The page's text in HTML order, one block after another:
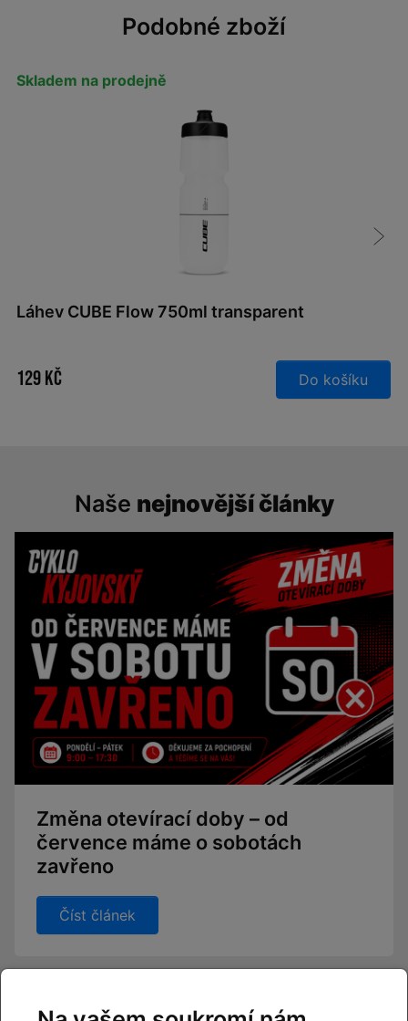
Podobné zboží
Skladem na prodejně
Láhev CUBE Flow 750ml transparent
129 Kč Do košíku
Naše nejnovější články
Změna otevírací doby – od
července máme o sobotách
zavřeno
Číst článek